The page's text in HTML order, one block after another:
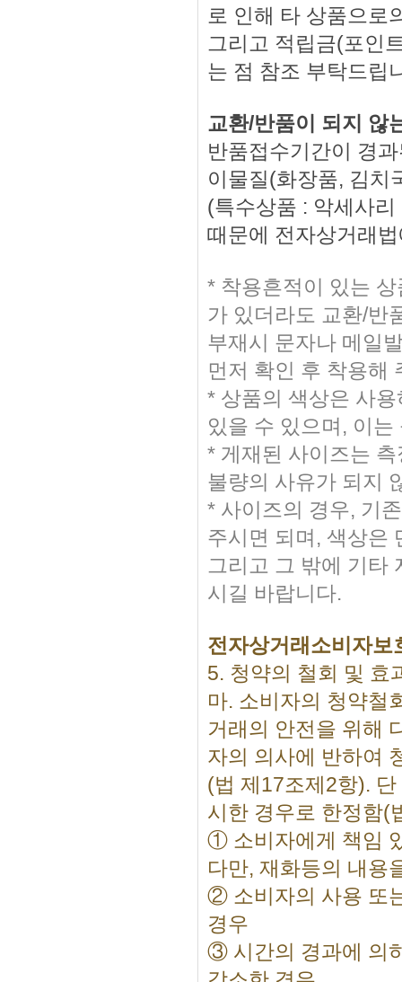
로 인해 타 상품으로
그리고 적립금(포인
는 점 참조 부탁드립
교환/반품이 되지 않
반품접수기간이 경
이물질(화장품, 김치
(특수상품 : 악세사
때문에 전자상거래
* 착용흔적이 있는
가 있더라도 교환/반
부재시 문자나 메일
먼저 확인 후 착용해
* 상품의 색상은 사
있을 수 있으며, 이
* 게재된 사이즈는
불량의 사유가 되지
* 사이즈의 경우, 기
주시면 되며, 색상은
그리고 그 밖에 기타
시길 바랍니다.
전자상거래소비자보
5. 청약의 철회 및 효
마. 소비자의 청약철
거래의 안전을 위해
자의 의사에 반하여
(법 제17조제2항).
시한 경우로 한정함(
① 소비자에게 책임
다만, 재화등의 내용
② 소비자의 사용 또
경우
③ 시간의 경과에 의